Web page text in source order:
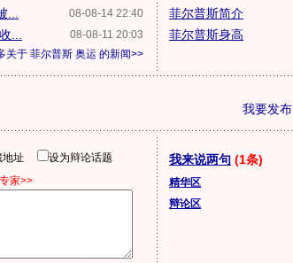
08-08-14 22:40
08-08-11 20:03
...
关于 菲尔普斯 奥运 的新闻>>
菲尔普斯简介
菲尔普斯身高
我要发布
地址
设为辩论话题
家>>
我来说两句 (1条)
精华区
辩论区